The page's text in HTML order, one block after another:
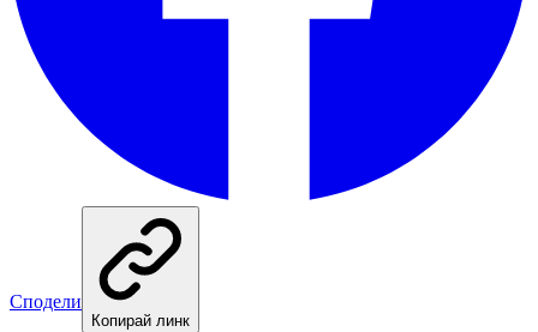
Сподели
Копирай линк